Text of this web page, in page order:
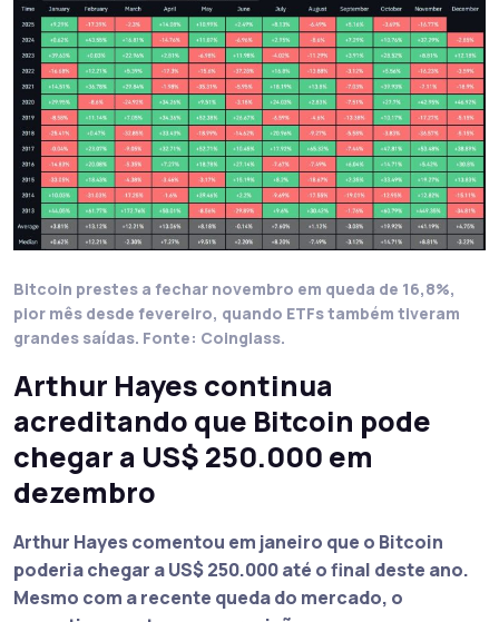
Bitcoin prestes a fechar novembro em queda de 16,8%,
pior mês desde fevereiro, quando ETFs também tiveram
grandes saídas. Fonte: Coinglass.
Arthur Hayes continua
acreditando que Bitcoin pode
chegar a US$ 250.000 em
dezembro
Arthur Hayes comentou em janeiro que o Bitcoin
poderia chegar a US$ 250.000 até o final deste ano.
Mesmo com a recente queda do mercado, o